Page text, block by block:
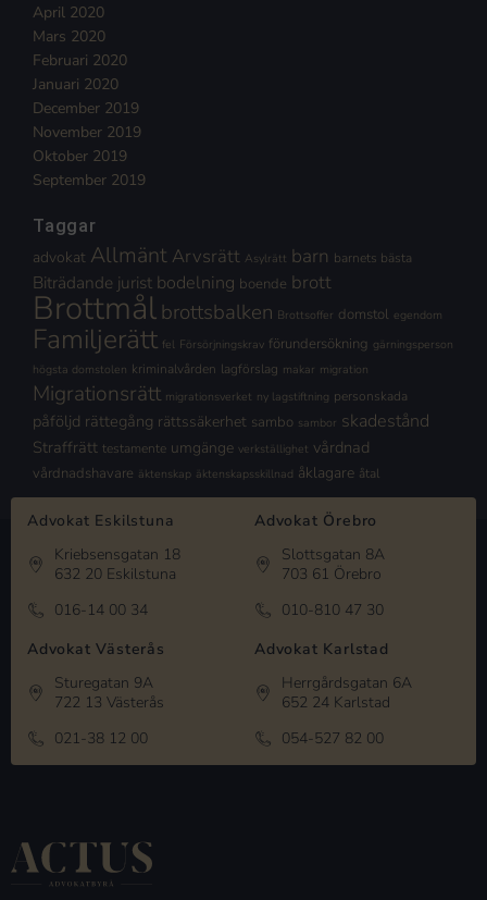
April 2020
Mars 2020
Februari 2020
Januari 2020
December 2019
November 2019
Oktober 2019
September 2019
Taggar
advokat Allmänt Arvsrätt Asylrätt barn barnets bästa
Biträdande jurist bodelning boende brott
Brottmålbrottsbalken Brottsoffer domstol egendom
Familjerätt fel Försörjningskrav förundersökning gärningsperson
högsta domstolen kriminalvården lagförslag makar migration
Migrationsrätt migrationsverket ny lagstiftning personskada
påföljd rättegång rättssäkerhet sambo sambor skadestånd
Straffrätt testamente umgänge verkställighet vårdnad
vårdnadshavare äktenskap äktenskapsskillnad åklagare åtal
Advokat Eskilstuna
Kriebsensgatan 18
632 20 Eskilstuna
016-14 00 34
Advokat Örebro
Slottsgatan 8A
703 61 Örebro
010-810 47 30
Advokat Västerås
Sturegatan 9A
722 13 Västerås
021-38 12 00
Advokat Karlstad
Herrgårdsgatan 6A
652 24 Karlstad
054-527 82 00